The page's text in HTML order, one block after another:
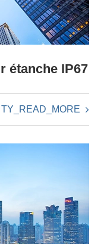
étanche IP67
TY_READ_MORE